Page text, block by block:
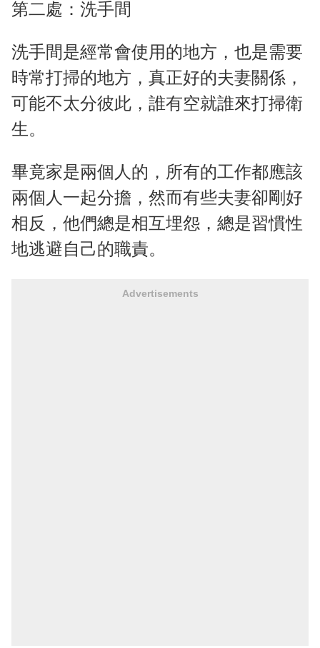
第二處：洗手間
洗手間是經常會使用的地方，也是需要
時常打掃的地方，真正好的夫妻關係，
可能不太分彼此，誰有空就誰來打掃衛
生。
畢竟家是兩個人的，所有的工作都應該
兩個人一起分擔，然而有些夫妻卻剛好
相反，他們總是相互埋怨，總是習慣性
地逃避自己的職責。
Advertisements